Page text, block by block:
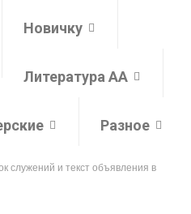
Новичку
Литература АА
Разное
служений и текст объявления в